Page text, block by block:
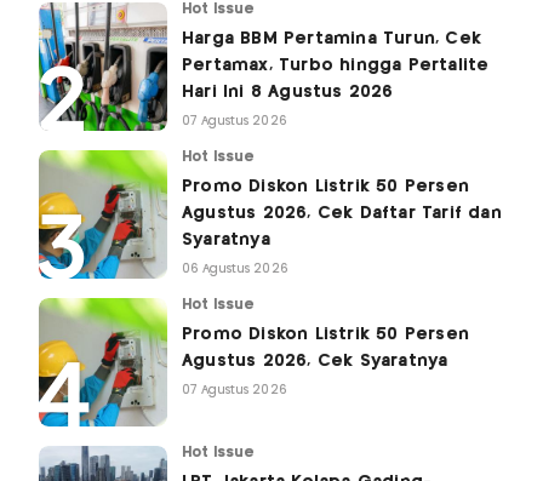
Hot Issue
Harga BBM Pertamina Turun, Cek
Pertamax, Turbo hingga Pertalite
Hari Ini 8 Agustus 2026
07 Agustus 2026
Hot Issue
Promo Diskon Listrik 50 Persen
Agustus 2026, Cek Daftar Tarif dan
Syaratnya
06 Agustus 2026
Hot Issue
Promo Diskon Listrik 50 Persen
Agustus 2026, Cek Syaratnya
07 Agustus 2026
Hot Issue